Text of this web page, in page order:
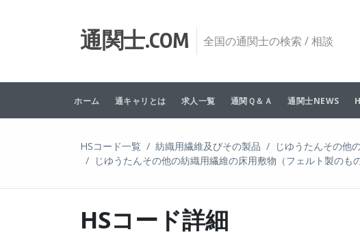
通関士.COM 全国の通関士の検索 / 相談
ホーム 通キャリとは 求人一覧 通関Ｑ＆Ａ 通関士NEWS
HSコード一覧 紡織用繊維及びその製品
じゆうたんその他
じゆうたんその他の紡織用繊維の床用敷物（フェルト製の
HSコード詳細